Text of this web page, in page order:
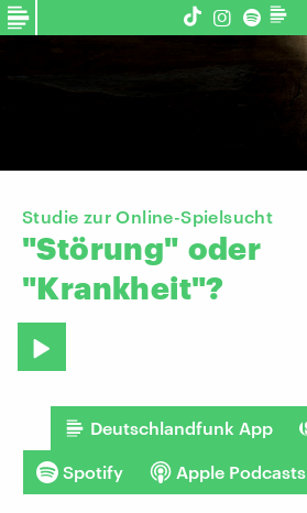
Studie zur Online-Spielsucht
"Störung" oder
"Krankheit"?
Deutschlandfunk App
Spotify Apple Podcasts